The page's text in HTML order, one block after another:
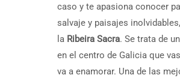
caso y te apasiona conocer
salvaje y paisajes
la Ribeira Sacra. Se trata de
en el centro de Galicia que
va a enamorar. Una de las